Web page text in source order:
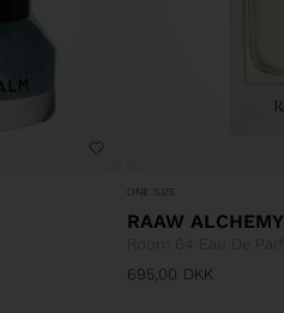
ONE SIZE
RAAW ALCHEMY
695,00 DKK